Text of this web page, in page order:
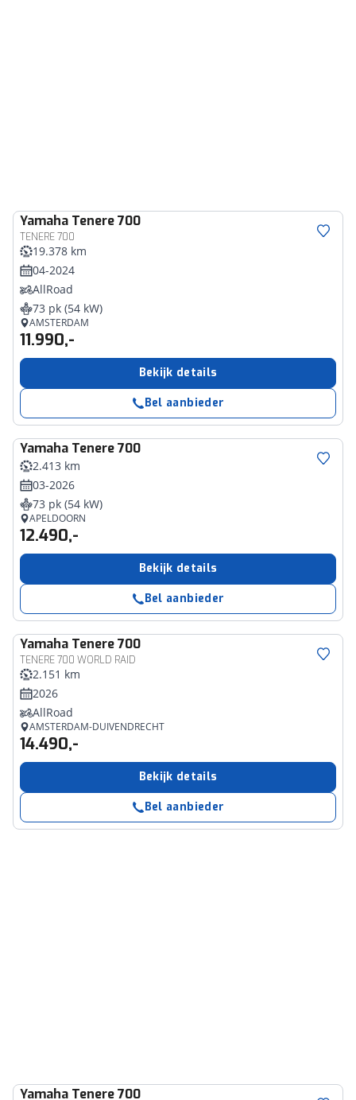
Yamaha Tenere 700
TENERE 700
19.378 km
04-2024
AllRoad
73 pk (54 kW)
AMSTERDAM
11.990,-
Bekijk details
Bel aanbieder
Yamaha Tenere 700
2.413 km
03-2026
73 pk (54 kW)
APELDOORN
12.490,-
Bekijk details
Bel aanbieder
Yamaha Tenere 700
TENERE 700 WORLD RAID
2.151 km
2026
AllRoad
AMSTERDAM-DUIVENDRECHT
14.490,-
Bekijk details
Bel aanbieder
Yamaha Tenere 700